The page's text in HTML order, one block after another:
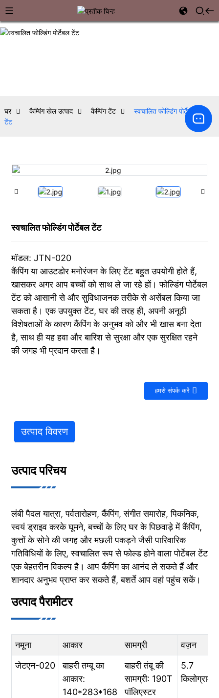
घर कैम्पिंग खेल उत्पाद कैम्पिंग टेंट
स्वचालित फोल्डिंग पोर्टेबल
टेंट
स्वचालित फोल्डिंग पोर्टेबल टेंट
मॉडल: JTN-020
कैंपिंग या आउटडोर मनोरंजन के लिए टेंट बहुत उपयोगी होते हैं,
खासकर अगर आप बच्चों को साथ ले जा रहे हों। फोल्डिंग पोर्टेबल
टेंट को आसानी से और सुविधाजनक तरीके से असेंबल किया जा
सकता है। एक उपयुक्त टेंट, घर की तरह ही, अपनी अनूठी
विशेषताओं के कारण कैंपिंग के अनुभव को और भी खास बना देता
है, साथ ही यह हवा और बारिश से सुरक्षा और एक सुरक्षित रहने
की जगह भी प्रदान करता है।
हमसे संपर्क करें
उत्पाद विवरण
उत्पाद परिचय
लंबी पैदल यात्रा, पर्वतारोहण, कैंपिंग, संगीत समारोह, पिकनिक,
स्वयं ड्राइव करके घूमने, बच्चों के लिए घर के पिछवाड़े में कैंपिंग,
कुत्तों के सोने की जगह और मछली पकड़ने जैसी पारिवारिक
गतिविधियों के लिए, स्वचालित रूप से फोल्ड होने वाला पोर्टेबल टेंट
एक बेहतरीन विकल्प है। आप कैंपिंग का आनंद ले सकते हैं और
शानदार अनुभव प्राप्त कर सकते हैं, बशर्ते आप वहां पहुंच सकें।
उत्पाद पैरामीटर
नमूना आकार सामग्री वज़न
जेटएन-020
बाहरी तम्बू का
आकार:
140*283*168
बाहरी तंबू की
सामग्री: 190T
पॉलिएस्टर
5.7
किलोग्राम